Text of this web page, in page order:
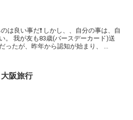
ード)送
ったが、昨年から認知が始まり、 ...
大阪旅行